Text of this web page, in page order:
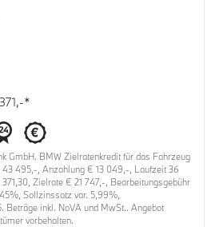
371,-*
GmbH. BMW Zielratenkredit für das Fahrzeug
43 495 ,-, Anzahlung € 13 049 ,-, Laufzeit36
371,30 , Zielrate € 21 747,-, Bearbeitungsgebühr
%, Sollzinssatz var. 5,99%,
. Beträge inkl. NoVA und MwSt.. Angebot
vorbehalten.